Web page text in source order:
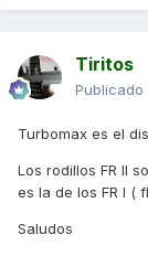
Tiritos
Publicado
Turbomax es el
Los rodillos FR II
es la de los FR I (
Saludos